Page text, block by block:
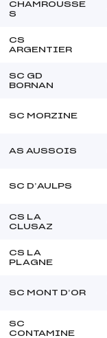
CHAMROUSSE
S
CS
ARGENTIER
SC GD
BORNAN
SC MORZINE
AS AUSSOIS
SC D’AULPS
CS LA
CLUSAZ
CS LA
PLAGNE
SC MONT D’OR
SC
CONTAMINE